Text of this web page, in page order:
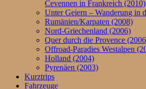
Cevennen in Frankreich (2010)
Unter Geiern – Wanderung in
Rumänien/Karpaten (2008)
Nord-Griechenland (2006)
Quer durch die Provence
Offroad-Paradies Westalpen
Holland (2004)
Pyrenäen (2003)
Kurztrips
Fahrzeuge